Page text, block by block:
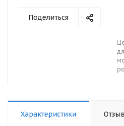
Поделиться
Характеристики